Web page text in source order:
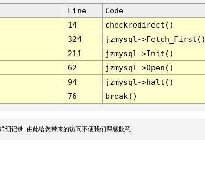
Line
Code
14
checkredirect()
324
jzmysql-
211
jzmysql->Init()
62
jzmysql->Open()
94
jzmysql->halt()
76 break()
细记录, 由此给您带来的访问不便我们深感歉意.